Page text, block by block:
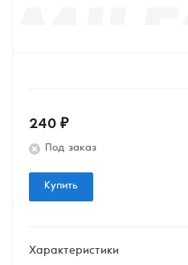
240 ₽
Под заказ
Купить
Характеристики